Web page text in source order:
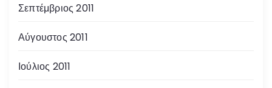
Σεπτέμβριος 2011
Αύγουστος 2011
Ιούλιος 2011